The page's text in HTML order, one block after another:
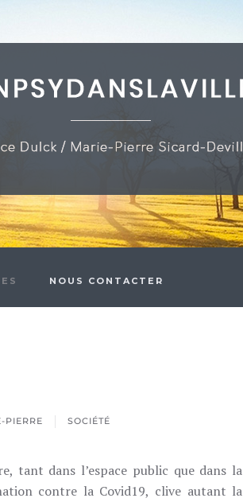
NOUS CONTACTER
PIERRE SOCIÉTÉ
tant dans l’espace public que dans la
contre la Covid19, clive autant la